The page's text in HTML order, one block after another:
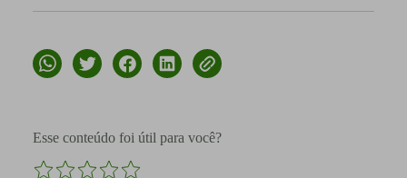
Esse conteúdo foi útil para você?